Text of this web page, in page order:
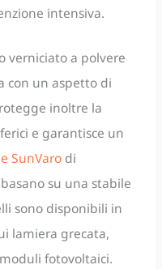
intensiva.
verniciato a polvere
con un aspetto di
inoltre la
e garantisce un
SunVarodi
su una stabile
sono disponibili in
lamiera grecata,
fotovoltaici.